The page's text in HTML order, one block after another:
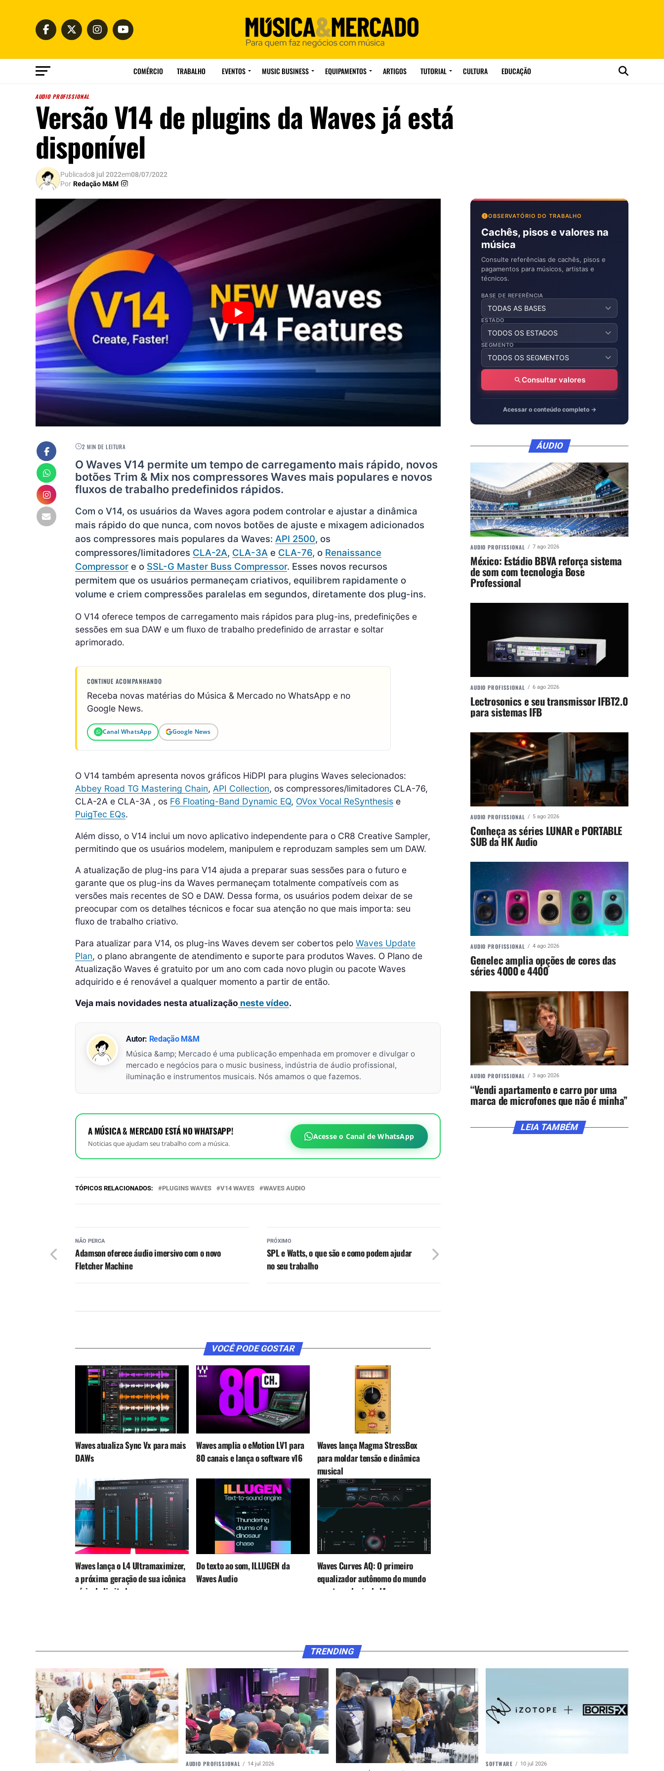
COMÉRCIO TRABALHO EVENTOS MUSIC BUSINESS EQUIPAMENTOS ARTIGOS TUTORIAL CULTURA EDUCAÇÃO
AUDIO PROFISSIONAL
Versão V14 de plugins da Waves já está
disponível
Publicado8 jul 2022em08/07/2022
Por Redação M&M
2 MIN DE LEITURA
O Waves V14 permite um tempo de carregamento mais rápido, novos
botões Trim & Mix nos compressores Waves mais populares e novos
fluxos de trabalho predefinidos rápidos.
Com o V14, os usuários da Waves agora podem controlar e ajustar a dinâmica
mais rápido do que nunca, com novos botões de ajuste e mixagem adicionados
aos compressores mais populares da Waves: API 2500, os
compressores/limitadores CLA-2A, CLA-3A e CLA-76, o Renaissance
Compressor e o SSL-G Master Buss Compressor. Esses novos recursos
permitem que os usuários permaneçam criativos, equilibrem rapidamente o
volume e criem compressões paralelas em segundos, diretamente dos plug-ins.
O V14 oferece tempos de carregamento mais rápidos para plug-ins, predefinições e
sessões em sua DAW e um fluxo de trabalho predefinido de arrastar e soltar
aprimorado.
CONTINUE ACOMPANHANDO
Receba novas matérias do Música & Mercado no WhatsApp e no
Google News.
Canal WhatsApp Google News
O V14 também apresenta novos gráficos HiDPI para plugins Waves selecionados:
Abbey Road TG Mastering Chain, API Collection, os compressores/limitadores CLA-76,
CLA-2A e CLA-3A , os F6 Floating-Band Dynamic EQ, OVox Vocal ReSynthesis e
PuigTec EQs.
Além disso, o V14 inclui um novo aplicativo independente para o CR8 Creative Sampler,
permitindo que os usuários modelem, manipulem e reproduzam samples sem um DAW.
A atualização de plug-ins para V14 ajuda a preparar suas sessões para o futuro e
garante que os plug-ins da Waves permaneçam totalmente compatíveis com as
versões mais recentes de SO e DAW. Dessa forma, os usuários podem deixar de se
preocupar com os detalhes técnicos e focar sua atenção no que mais importa: seu
fluxo de trabalho criativo.
Para atualizar para V14, os plug-ins Waves devem ser cobertos pelo Waves Update
Plan, o plano abrangente de atendimento e suporte para produtos Waves. O Plano de
Atualização Waves é gratuito por um ano com cada novo plugin ou pacote Waves
adquirido e é renovável a qualquer momento a partir de então.
Veja mais novidades nesta atualização neste vídeo.
Autor: Redação M&M
Música &amp; Mercado é uma publicação empenhada em promover e divulgar o
mercado e negócios para o music business, indústria de áudio profissional,
iluminação e instrumentos musicais. Nós amamos o que fazemos.
A MÚSICA & MERCADO ESTÁ NO WHATSAPP!
Noticias que ajudam seu trabalho com a música.
Acesse o Canal de WhatsApp
TÓPICOS RELACIONADOS: PLUGINS WAVES V14 WAVES WAVES AUDIO
PRÓXIMO
SPL e Watts, o que são e como podem ajudar
no seu trabalho
NÃO PERCA
Adamson oferece áudio imersivo com o novo
Fletcher Machine
VOCÊ PODE GOSTAR
Waves atualiza Sync Vx para mais
DAWs
Waves amplia o eMotion LV1 para
80 canais e lança o software v16
Waves lança Magma StressBox
para moldar tensão e dinâmica
musical
Waves lança o L4 Ultramaximizer,
a próxima geração de sua icônica
série de limitadores
Do texto ao som, ILLUGEN da
Waves Audio
Waves Curves AQ: O primeiro
equalizador autônomo do mundo
com tecnologia de IA
OBSERVATÓRIO DO TRABALHO
Cachês, pisos e valores na
música
Consulte referências de cachês, pisos e
pagamentos para músicos, artistas e
técnicos.
BASE DE REFERÊNCIA
ESTADO
SEGMENTO
Consultar valores
Acessar o conteúdo completo →
ÁUDIO
AUDIO PROFISSIONAL 7 ago 2026
México: Estádio BBVA reforça sistema
de som com tecnologia Bose
Professional
AUDIO PROFISSIONAL 6 ago 2026
Lectrosonics e seu transmissor IFBT2.0
para sistemas IFB
AUDIO PROFISSIONAL 5 ago 2026
Conheça as séries LUNAR e PORTABLE
SUB da HK Audio
AUDIO PROFISSIONAL 4 ago 2026
Genelec amplia opções de cores das
séries 4000 e 4400
AUDIO PROFISSIONAL 3 ago 2026
“Vendi apartamento e carro por uma
marca de microfones que não é minha”
LEIA TAMBÉM
TRENDING
AUDIO PROFISSIONAL 14 jul 2026 SOFTWARE 10 jul 2026